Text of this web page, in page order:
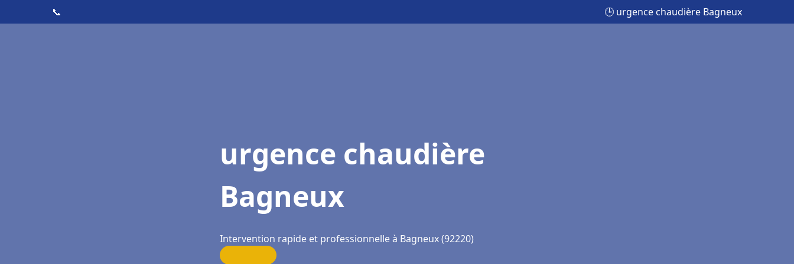
📞 🕒 urgence chaudière Bagneux
urgence chaudière
Bagneux
Intervention rapide et professionnelle à Bagneux (92220)